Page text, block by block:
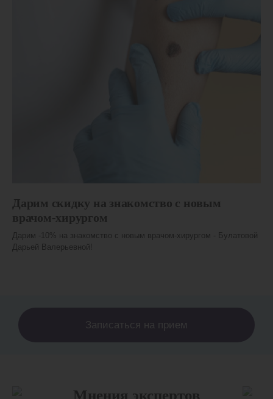
Дарим скидку на знакомство с новым
врачом-хирургом
Дарим -10% на знакомство с новым врачом-хирургом - Булатовой
Дарьей Валерьевной!
Записаться на прием
Мнения экспертов